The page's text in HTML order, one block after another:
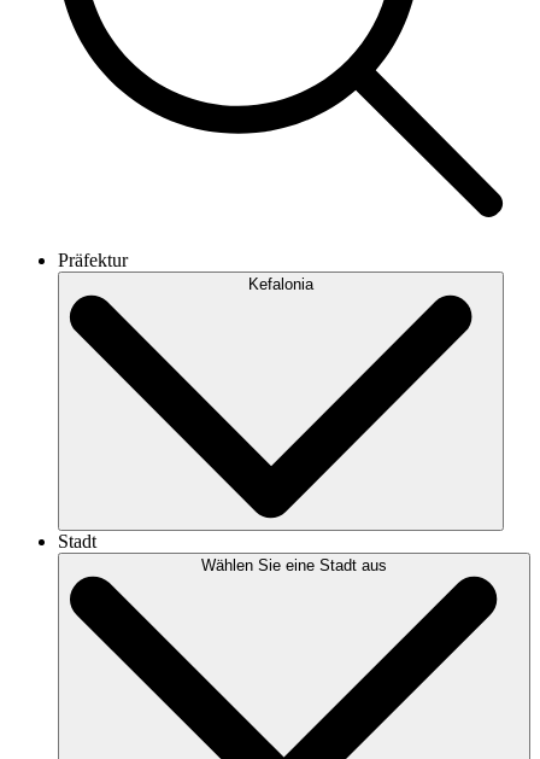
Präfektur
Kefalonia
Stadt
Wählen Sie eine Stadt aus